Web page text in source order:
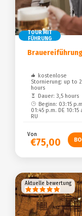
TOUR MIT
FÜHRUNG
Brauereiführung
kostenlose
Stornierung: up to
hours
Dauer: 3,5 hours
Beginn: 03:15
01:45 p.m. DE 10:15
RU
Von
€75,00
Aktuelle bewertung